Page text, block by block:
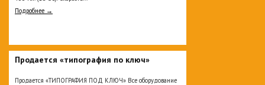
Подробнее →
Продается «типография по ключ»
Продается «ТИПОГРАФИЯ ПОД КЛЮЧ» Все оборудование